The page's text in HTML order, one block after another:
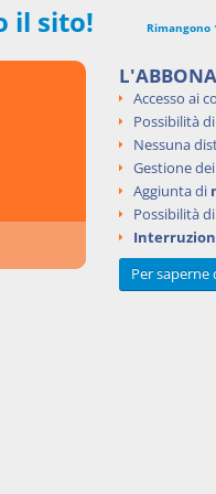
il sito! Rimangono
Accesso ai
Possibilità di
Nessuna
Gestione dei
Aggiunta di
Possibilità di
Per saperne